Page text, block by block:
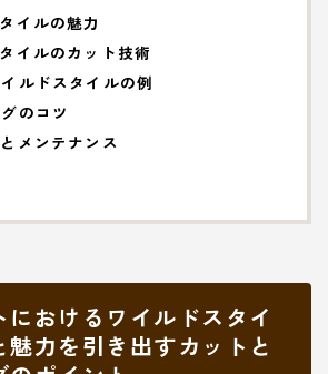
イルの魅力
イルのカット技術
ルドスタイルの例
のコツ
メンテナンス
におけるワイルドスタイ
魅力を引き出すカットと